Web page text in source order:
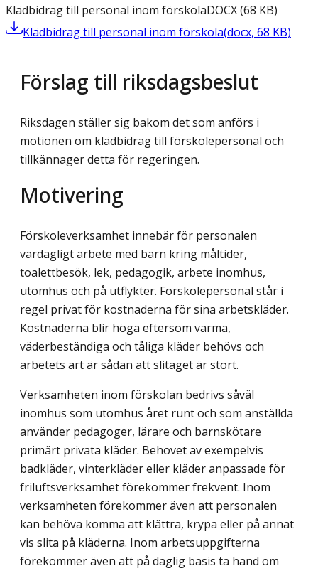
Klädbidrag till personal inom förskolaDOCX(68 KB)
Klädbidrag till personal inom förskola(docx, 68 KB)
Förslag till riksdagsbeslut
Riksdagen ställer sig bakom det som anförs i
motionen om klädbidrag till förskolepersonal och
tillkännager detta för regeringen.
Motivering
Förskoleverksamhet innebär för personalen
vardagligt arbete med barn kring måltider,
toalettbesök, lek, pedagogik, arbete inomhus,
utomhus och på utflykter. Förskolepersonal står i
regel privat för kostnaderna för sina arbetskläder.
Kostnaderna blir höga eftersom varma,
väderbeständiga och tåliga kläder behövs och
arbetets art är sådan att slitaget är stort.
Verksamheten inom förskolan bedrivs såväl
inomhus som utomhus året runt och som anställda
använder pedagoger, lärare och barnskötare
primärt privata kläder. Behovet av exempelvis
badkläder, vinterkläder eller kläder anpassade för
friluftsverksamhet förekommer frekvent. Inom
verksamheten förekommer även att personalen
kan behöva komma att klättra, krypa eller på annat
vis slita på kläderna. Inom arbetsuppgifterna
förekommer även att på daglig basis ta hand om